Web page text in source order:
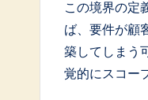
この境界の定
ば、要件が顧
築してしまう
覚的にスコー